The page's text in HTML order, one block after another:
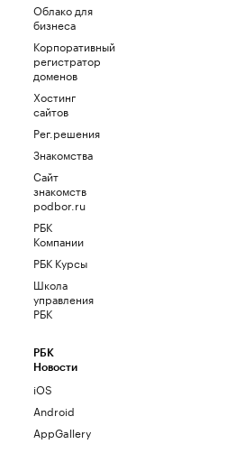
Облако для
бизнеса
Корпоративный
регистратор
доменов
Хостинг
сайтов
Рег.решения
Знакомства
Сайт
знакомств
podbor.ru
РБК
Компании
РБК Курсы
Школа
управления
РБК
РБК
Новости
iOS
Android
AppGallery